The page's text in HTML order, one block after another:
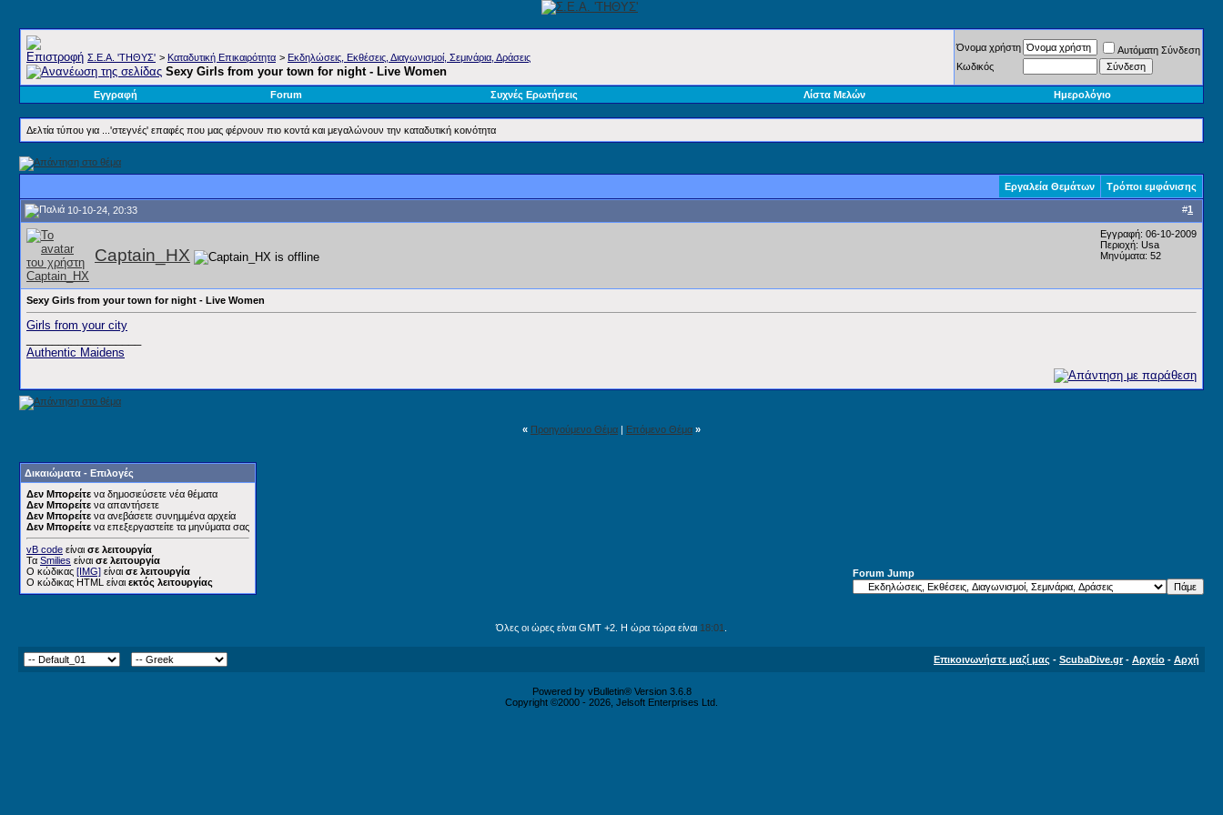
Σ.E.A. 'ΤΗΘΥΣ' > Καταδυτική Επικαιρότητα > Εκδηλώσεις, Εκθέσεις, Διαγωνισμοί, Σεμινάρια, Δράσεις
Sexy Girls from your town for night - Live Women
Όνομα χρήστη
Αυτόματη Σύνδεση
Κωδικός
Εγγραφή Forum Συχνές Ερωτήσεις Λίστα Μελών Ημερολόγιο
Δελτία τύπου για ...'στεγνές' επαφές που μας φέρνουν πιο κοντά και μεγαλώνουν την καταδυτική κοινότητα
Εργαλεία Θεμάτων Τρόποι εμφάνισης
#1
10-10-24, 20:33
Captain_HX
Εγγραφή: 06-10-2009
Περιοχή: Usa
Μηνύματα: 52
Sexy Girls from your town for night - Live Women
Girls from your city
Authentic Maidens
« Προηγούμενο Θέμα | Επόμενο Θέμα »
Δικαιώματα - Επιλογές
Δεν Μπορείτε να δημοσιεύσετε νέα θέματα
Δεν Μπορείτε να απαντήσετε
Δεν Μπορείτε να ανεβάσετε συνημμένα αρχεία
Δεν Μπορείτε να επεξεργαστείτε τα μηνύματα σας
vB code είναι σε λειτουργία
Τα Smilies είναι σε λειτουργία
Ο κώδικας [IMG] είναι σε λειτουργία
Ο κώδικας HTML είναι εκτός λειτουργίας
Forum Jump
Όλες οι ώρες είναι GMT +2. Η ώρα τώρα είναι 18:01
Επικοινωνήστε μαζί μας - ScubaDive.gr- Αρχείο - Αρχή
Powered by vBulletin® Version 3.6.8
Copyright ©2000 - 2026, Jelsoft Enterprises Ltd.